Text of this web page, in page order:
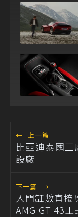
← 上一篇
比亞迪泰國
設廠
下一篇 →
入門缸數直
AMG GT 43正